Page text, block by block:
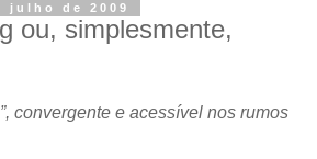
julho de 2009
ou, simplesmente,
convergente e acessível nos rumos